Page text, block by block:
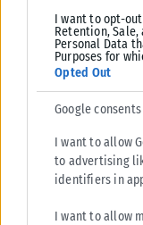
I want to opt-
Retention,
Personal Data
Purposes for
Opted Out
Google consents
I want to allow
to advertising
identifiers in
I want to allow